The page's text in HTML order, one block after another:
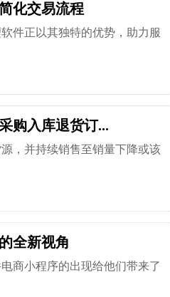
化交易流程
件正以其独特的优势，助力服
购入库退货订...
，并持续销售至销量下降或该
全新视角
商小程序的出现给他们带来了